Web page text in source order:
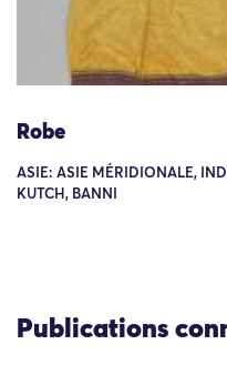
Robe
ASIE: ASIE MÉRIDIONALE,
KUTCH, BANNI
Publications